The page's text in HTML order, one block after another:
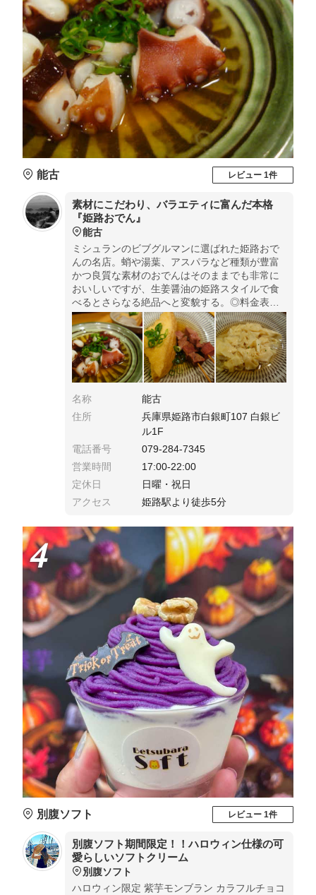
能古 レビュー 1件
素材にこだわり、バラエティに富んだ本格
『姫路おでん』
能古
ミシュランのビブグルマンに選ばれた姫路おで
んの名店。蛸や湯葉、アスパラなど種類が豊富
かつ良質な素材のおでんはそのままでも非常に
おいしいですが、生姜醤油の姫路スタイルで食
べるとさらなる絶品へと変貌する。◎料金表示
はなく、周辺のおでん屋さんよりは少し高めの
料金設定。姫路で食べるべき、良質な姫路おで
んを楽しめる名店です。
名称
能古
住所
兵庫県姫路市白銀町107 白銀ビ
ル1F
電話番号
079-284-7345
営業時間
17:00-22:00
定休日
日曜・祝日
アクセス
姫路駅より徒歩5分
4
別腹ソフト レビュー 1件
別腹ソフト期間限定！！ハロウィン仕様の可
愛らしいソフトクリーム
別腹ソフト
ハロウィン限定 紫芋モンブラン カラフルチョコ